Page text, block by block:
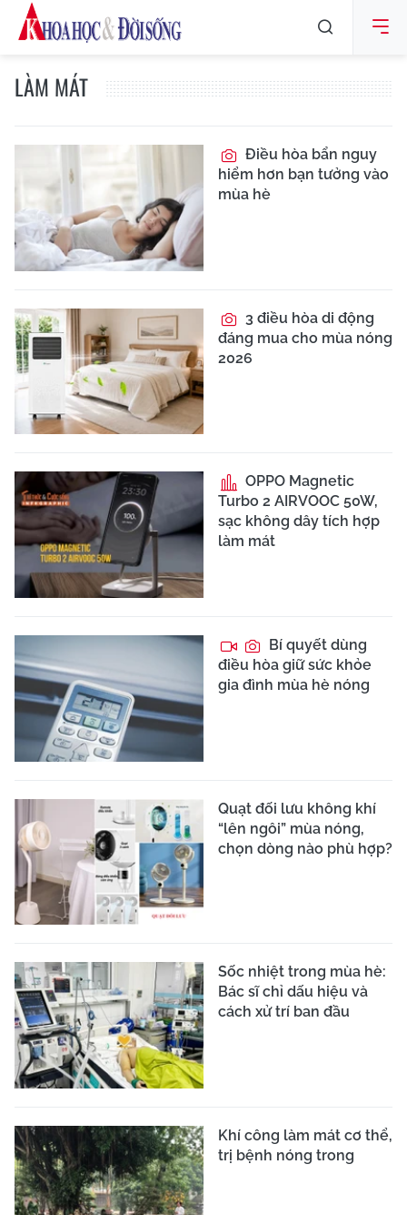
LÀM MÁT
Điều hòa bẩn nguy
hiểm hơn bạn tưởng vào
mùa hè
3 điều hòa di động
đáng mua cho mùa nóng
2026
OPPO Magnetic
Turbo 2 AIRVOOC 50W,
sạc không dây tích hợp
làm mát
Bí quyết dùng
điều hòa giữ sức khỏe
gia đình mùa hè nóng
Quạt đối lưu không khí
“lên ngôi” mùa nóng,
chọn dòng nào phù hợp?
Sốc nhiệt trong mùa hè:
Bác sĩ chỉ dấu hiệu và
cách xử trí ban đầu
Khí công làm mát cơ thể,
trị bệnh nóng trong